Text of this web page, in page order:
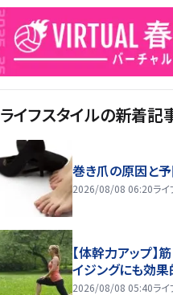
ライフスタイルの新着記
巻き爪の原因と
2026/08/08 06:20ライ
【体幹力アップ】
イジングにも効果
2026/08/08 05:40ライ